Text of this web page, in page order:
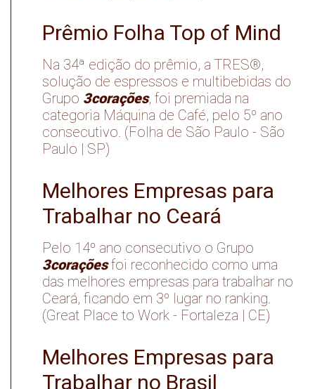
Prêmio Folha Top of Mind
Na 34ª edição do prêmio, a TRES®,
solução de espressos e multibebidas do
Grupo 3corações, foi premiada na
categoria Máquina de Café, pelo 5º ano
consecutivo. (Folha de São Paulo - São
Paulo | SP)
Melhores Empresas para
Trabalhar no Ceará
Pelo 14º ano consecutivo o Grupo
3coraçõesfoi reconhecido como uma
das melhores empresas para trabalhar no
Ceará, ficando em 3º lugar no ranking.
(Great Place to Work - Fortaleza | CE)
Melhores Empresas para
Trabalhar no Brasil